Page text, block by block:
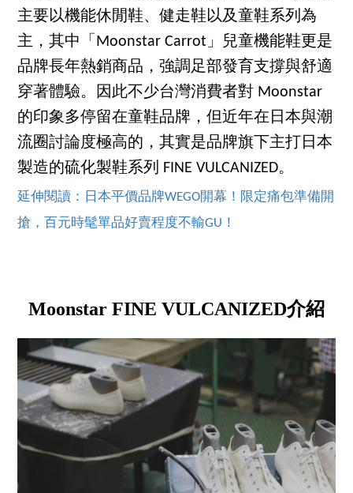
主要以機能休閒鞋、健走鞋以及童鞋系列為
主，其中「Moonstar Carrot」兒童機能鞋更是
品牌長年熱銷商品，強調足部發育支撐與舒適
穿著體驗。因此不少台灣消費者對 Moonstar
的印象多停留在童鞋品牌，但近年在日本與潮
流圈討論度極高的，其實是品牌旗下主打日本
製造的硫化製鞋系列 FINE VULCANIZED。
延伸閱讀：日本平價品牌WEGO開幕！限定痛包準備開
搶，百元時髦單品好賣程度不輸GU！
Moonstar FINE VULCANIZED介紹